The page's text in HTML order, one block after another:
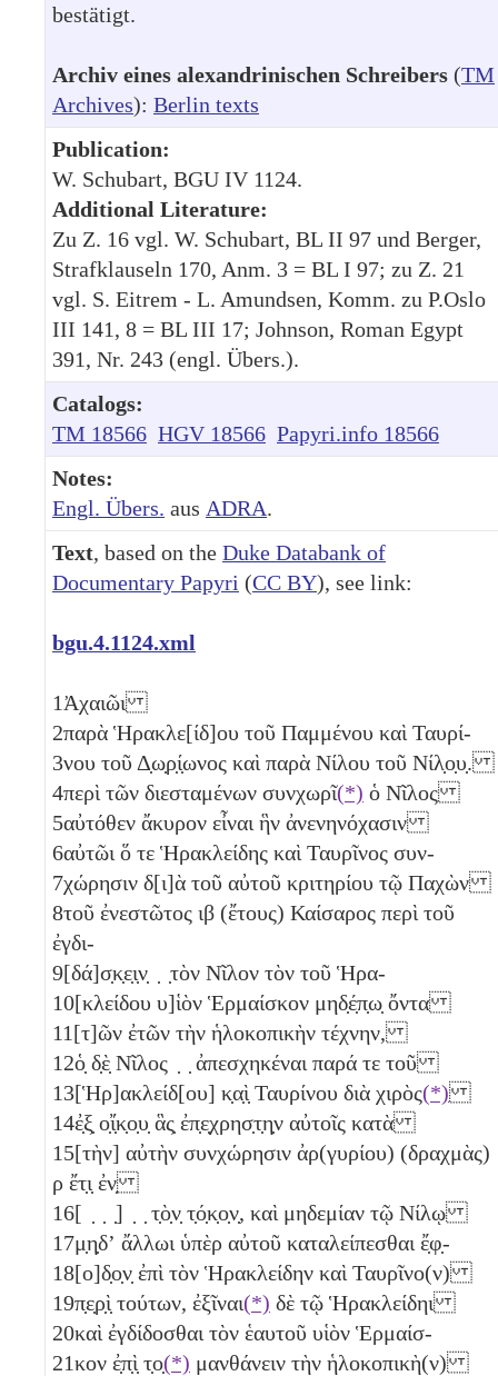
bestätigt.
Archiv eines alexandrinischen Schreibers (TM
Archives): Berlin texts
Publication:
W. Schubart, BGU IV 1124.
Additional Literature:
Zu Z. 16 vgl. W. Schubart, BL II 97 und Berger,
Strafklauseln 170, Anm. 3 = BL I 97; zu Z. 21
vgl. S. Eitrem - L. Amundsen, Komm. zu P.Oslo
III 141, 8 = BL III 17; Johnson, Roman Egypt
391, Nr. 243 (engl. Übers.).
Catalogs:
TM 18566 HGV 18566 Papyri.info 18566
Notes:
Engl. Übers. aus ADRA.
Text, based on the Duke Databank of
Documentary Papyri (CC BY), see link:
bgu.4.1124.xml
1Ἀχαιῶι
2παρὰ Ἡρακλε[ίδ]ου τοῦ Παμμένου καὶ Ταυρί-
3νου τοῦ Δ̣ω̣ρ̣ί̣ωνος καὶ παρὰ Νίλου τοῦ Νίλ̣ο̣υ̣.
4περὶ τῶν διεσταμένων συνχωρῖ(*) ὁ Νῖλος
5αὐτόθεν ἄκυρον εἶναι ἣν ἀνενηνόχασιν
6αὐτῶι ὅ τε Ἡρακλείδης καὶ Ταυρῖνος συν-
7χώρησιν δ[ι]ὰ τοῦ αὐτοῦ κριτηρίου τῷ Παχὼν
8τοῦ ἐνεστῶτος ιβ (ἔτους) Καίσαρος περὶ τοῦ
ἐγδι-
9[δά]σ̣κ̣ε̣ι̣ν̣ ̣ ̣τὸν Νῖλον τὸν τοῦ Ἡρα-
10[κλείδου υ]ἱὸν Ἑρμαίσκον μηδ̣έ̣π̣ω̣ ὄντα
11[τ]ῶν ἐτῶν τὴν ἡλοκοπικὴν τέχνην,
12ὁ̣ δ̣ὲ̣ Νῖλος ̣ ̣ ἀπεσχηκέναι παρά τε τοῦ
13[Ἡρ]ακλείδ[ου] κ̣α̣ὶ̣ Ταυρίνου διὰ χιρὸς(*)
14ἐ̣ξ̣ ο̣ἴ̣κ̣ο̣υ̣ ἃς̣ ἐπ̣ε̣χρησ̣τ̣η̣ν αὐτοῖς κατὰ
15[τὴν] αὐτὴν συνχώρησιν ἀρ(γυρίου) (δραχμὰς)
ρ ἔτ̣ι̣ ἐν̣
16[ ̣ ̣ ̣] ̣ ̣ τ̣ὸ̣ν̣ τ̣ό̣κ̣ο̣ν̣, καὶ μηδεμίαν τῷ Νίλῳ
17μ̣η̣δʼ ἄλλωι ὑπὲρ αὐτοῦ καταλείπεσθαι ἔ̣φ̣-
18[ο]δ̣ο̣ν̣ ἐπὶ τὸν Ἡρακλείδην καὶ Ταυρῖνο(ν)
19π̣ε̣ρ̣ὶ̣ τούτων, ἐξῖναι(*) δὲ τῷ Ἡρακλείδηι
20καὶ ἐγδίδοσθαι τὸν ἑαυτοῦ υἱὸν Ἑρμαίσ-
21κον ἐ̣π̣ὶ̣ τ̣ο̣(*) μανθάνειν τὴν ἡλοκοπικὴ(ν)